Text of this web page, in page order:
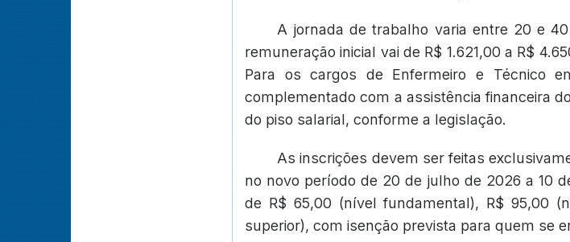
A jornada de trabalho varia entre 20 e
remuneração inicial vai de R$ 1.621,00 a R$
Para os cargos de Enfermeiro e Técnico
complementado com a assistência financeira
do piso salarial, conforme a legislação.
As inscrições devem ser feitas
no novo período de 20 de julho de 2026 a 10
de R$ 65,00 (nível fundamental), R$ 95,00
superior), com isenção prevista para quem se